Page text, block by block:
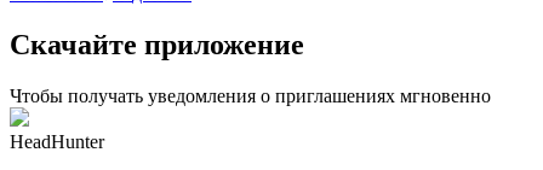
Скачайте приложение
Чтобы получать уведомления о приглашениях мгновенно
HeadHunter